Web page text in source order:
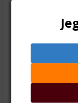
Ametyst perler.
violet. 1
Fra 2